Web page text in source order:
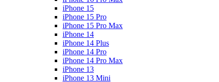
iPhone 15
iPhone 15 Pro
iPhone 15 Pro Max
iPhone 14
iPhone 14 Plus
iPhone 14 Pro
iPhone 14 Pro Max
iPhone 13
iPhone 13 Mini